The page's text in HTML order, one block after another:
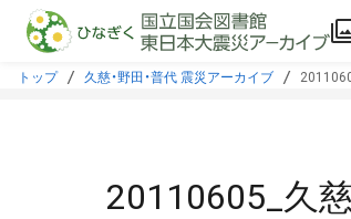
本文に飛ぶ
トップ 久慈・野田・普代 震災アーカイブ
20110605_久